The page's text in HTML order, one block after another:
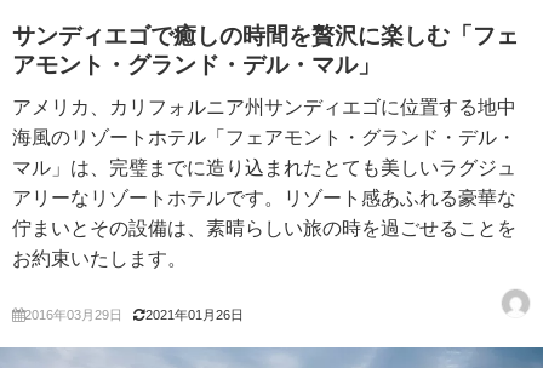
サンディエゴで癒しの時間を贅沢に楽しむ「フェ
アモント・グランド・デル・マル」
アメリカ、カリフォルニア州サンディエゴに位置する地中
海風のリゾートホテル「フェアモント・グランド・デル・
マル」は、完璧までに造り込まれたとても美しいラグジュ
アリーなリゾートホテルです。リゾート感あふれる豪華な
佇まいとその設備は、素晴らしい旅の時を過ごせることを
お約束いたします。
2016年03月29日 2021年01月26日